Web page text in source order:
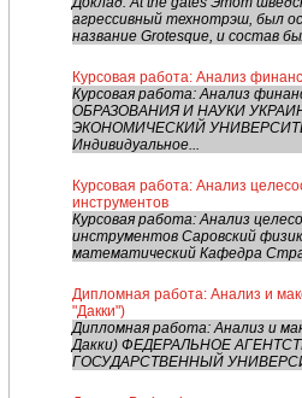
агрессивный технотрэш, был
название Grotesque, и состав
Курсовая работа: Анализ
Курсовая работа: Анализ
ОБРАЗОВАНИЯ И НАУКИ
ЭКОНОМИЧЕСКИЙ УНИВЕРСИТЕТ
Индивидуальное...
Курсовая работа: Анализ
инструментов
Курсовая работа: Анализ
инструментов Саровский
математический Кафедра
Дипломная работа: Анализ и
"Дакки")
Дипломная работа: Анализ и
Дакки) ФЕДЕРАЛЬНОЕ
ГОСУДАРСТВЕННЫЙ